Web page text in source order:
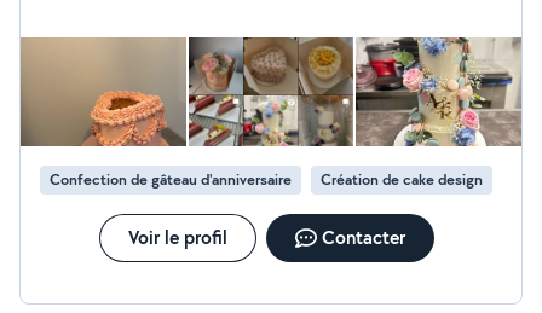
Confection de gâteau d'anniversaire Création de cake design
Voir le profil Contacter